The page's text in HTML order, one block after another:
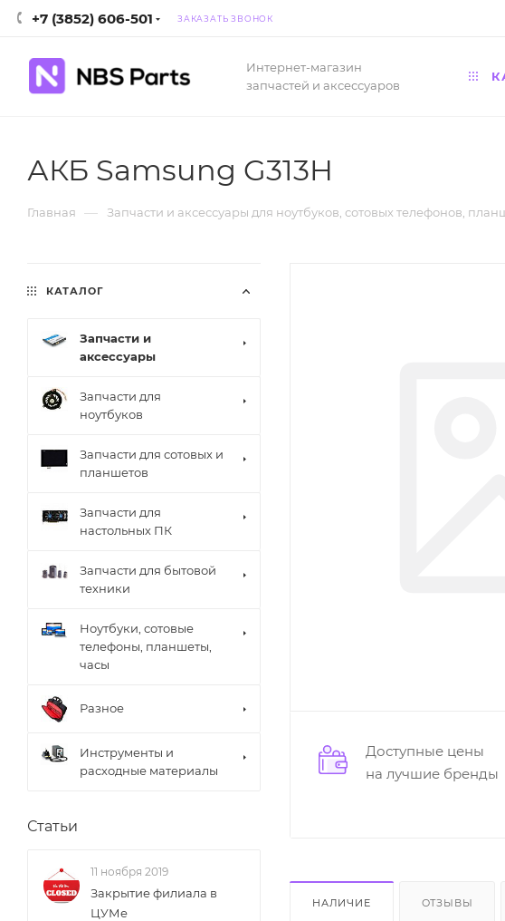
+7 (3852) 606-501 ЗАКАЗАТЬ ЗВОНОК
Интернет-магазин
запчастей и аксессуаров
АКБ Samsung G313H
Главная — Запчасти и аксессуары для ноутбуков, сотовых телефонов,
Доступные цены
на лучшие бренды
НАЛИЧИЕ ОТЗЫВЫ
КАТАЛОГ
Запчасти и
аксессуары
Запчасти для
ноутбуков
Запчасти для сотовых и
планшетов
Запчасти для
настольных ПК
Запчасти для бытовой
техники
Ноутбуки, сотовые
телефоны, планшеты,
часы
Разное
Инструменты и
расходные материалы
Статьи
11 ноября 2019
Закрытие филиала в
ЦУМе